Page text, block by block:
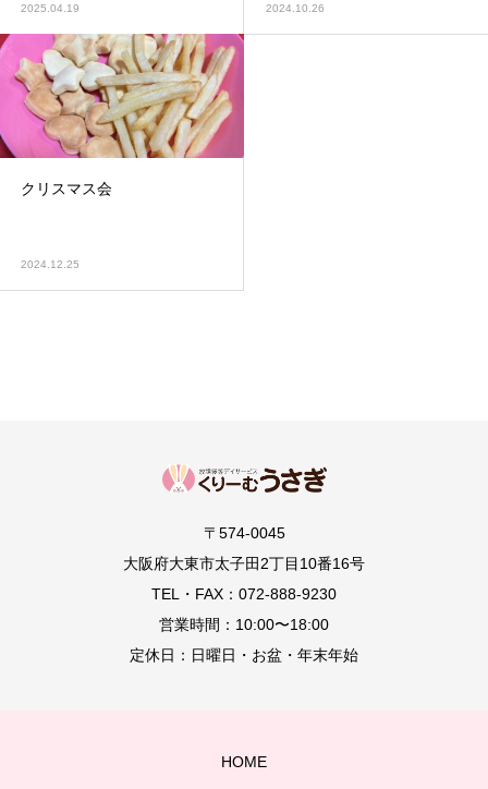
2025.04.19 2024.10.26
クリスマス会
2024.12.25
〒574-0045
大阪府大東市太子田2丁目10番16号
TEL・FAX：072-888-9230
営業時間：10:00〜18:00
定休日：日曜日・お盆・年末年始
HOME